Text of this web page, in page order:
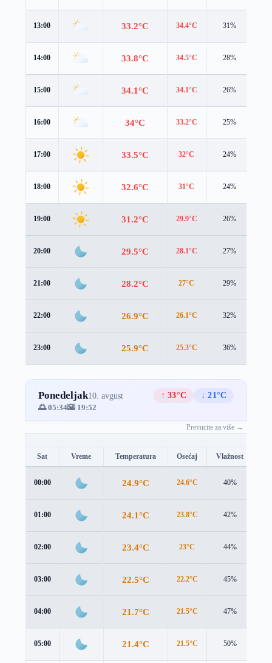
13:00 33.2°C 34.4°C 31%
14:00 33.8°C 34.5°C 28%
15:00 34.1°C 34.1°C 26%
16:00 34°C 33.2°C 25%
17:00 33.5°C 32°C 24%
18:00 32.6°C 31°C 24%
19:00 31.2°C 29.9°C 26%
20:00 29.5°C 28.1°C 27%
21:00 28.2°C 27°C 29%
22:00 26.9°C 26.1°C 32%
23:00 25.9°C 25.3°C 36%
Ponedeljak10. avgust ↑ 33°C
↓ 21°C
🌅 05:34🌇 19:52
Prevucite za više →
Sat Vreme Temperatura Osećaj Vlažnost
00:00 24.9°C 24.6°C 40%
01:00 24.1°C 23.8°C 42%
02:00 23.4°C 23°C 44%
03:00 22.5°C 22.2°C 45%
04:00 21.7°C 21.5°C 47%
05:00 21.4°C 21.5°C 50%